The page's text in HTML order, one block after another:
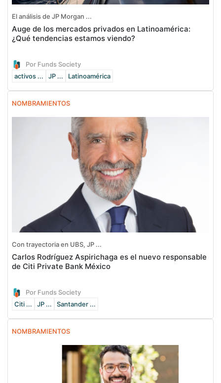
El análisis de JP Morgan ...
Auge de los mercados privados en Latinoamérica:
¿Qué tendencias estamos viendo?
Por Funds Society
activos ...
JP ... Latinoamérica
NOMBRAMIENTOS
Con trayectoria en UBS, JP ...
Carlos Rodríguez Aspirichaga es el nuevo responsable
de Citi Private Bank México
Por Funds Society
Citi ...
JP ... Santander ...
NOMBRAMIENTOS